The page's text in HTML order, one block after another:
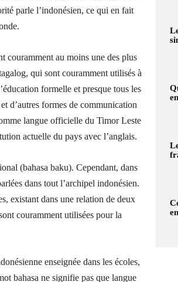
parle l’indonésien, ce qui en fait
couramment au moins une des plus
qui sont couramment utilisés à
formelle et presque tous les
d’autres formes de communication
langue officielle du Timor Leste
actuelle du pays avec l’anglais.
(bahasa baku). Cependant, dans
dans tout l’archipel indonésien.
existant dans une relation de deux
couramment utilisées pour la
enseignée dans les écoles,
bahasa ne signifie pas que langue